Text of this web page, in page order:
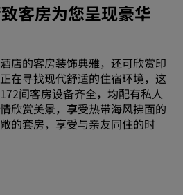
客房为您呈现豪华
店的客房装饰典雅，还可欣赏印
在寻找现代舒适的住宿环境，这
间客房设备齐全，均配有私人
欣赏美景，享受热带海风拂面的
的套房，享受与亲友同住的时